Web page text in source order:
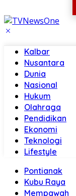
Kalbar
Nusantara
Dunia
Nasional
Hukum
Olahraga
Pendidikan
Ekonomi
Teknologi
Lifestyle
Pontianak
Kubu Raya
Mempawah